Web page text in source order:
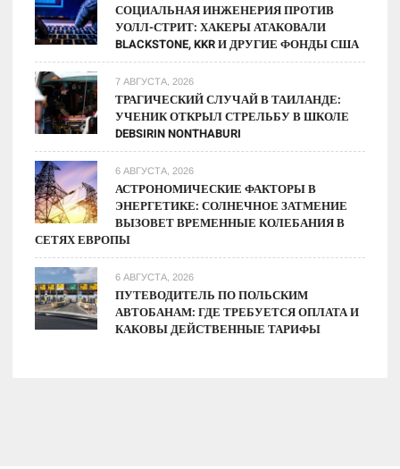
СОЦИАЛЬНАЯ ИНЖЕНЕРИЯ ПРОТИВ
УОЛЛ-СТРИТ: ХАКЕРЫ АТАКОВАЛИ
BLACKSTONE, KKR И ДРУГИЕ ФОНДЫ США
7 АВГУСТА, 2026
ТРАГИЧЕСКИЙ СЛУЧАЙ В ТАИЛАНДЕ:
УЧЕНИК ОТКРЫЛ СТРЕЛЬБУ В ШКОЛЕ
DEBSIRIN NONTHABURI
6 АВГУСТА, 2026
АСТРОНОМИЧЕСКИЕ ФАКТОРЫ В
ЭНЕРГЕТИКЕ: СОЛНЕЧНОЕ ЗАТМЕНИЕ
ВЫЗОВЕТ ВРЕМЕННЫЕ КОЛЕБАНИЯ В
СЕТЯХ ЕВРОПЫ
6 АВГУСТА, 2026
ПУТЕВОДИТЕЛЬ ПО ПОЛЬСКИМ
АВТОБАНАМ: ГДЕ ТРЕБУЕТСЯ ОПЛАТА И
КАКОВЫ ДЕЙСТВЕННЫЕ ТАРИФЫ